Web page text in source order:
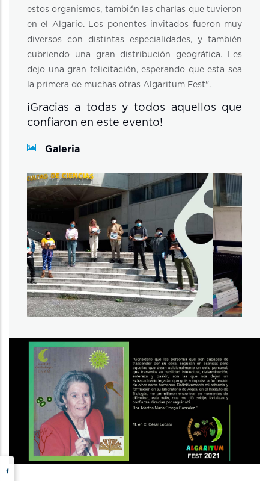
estos organismos, también las charlas que tuvieron
en el Algario. Los ponentes invitados fueron muy
diversos con distintas especialidades, y también
cubriendo una gran distribución geográfica. Les
dejo una gran felicitación, esperando que esta sea
la primera de muchas otras Algaritum Fest".
¡Gracias a todas y todos aquellos que
confiaron en este evento!
Galeria